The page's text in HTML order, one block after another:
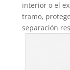
interior o el
tramo,
separación